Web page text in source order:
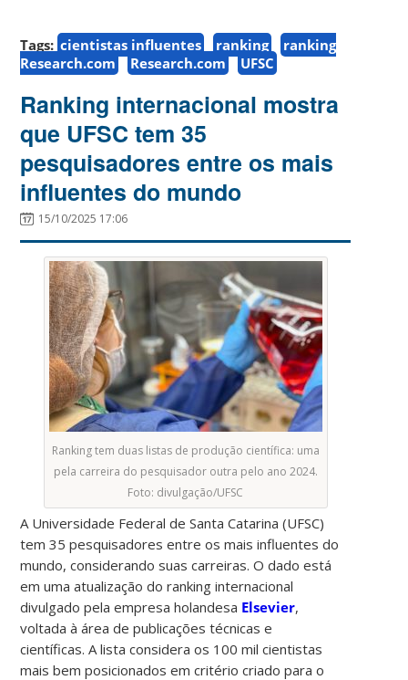
Tags: cientistas influentes ranking
ranking
Research.com
Research.com UFSC
Ranking internacional mostra
que UFSC tem 35
pesquisadores entre os mais
influentes do mundo
15/10/2025 17:06
Ranking tem duas listas de produção científica: uma
pela carreira do pesquisador outra pelo ano 2024.
Foto: divulgação/UFSC
A Universidade Federal de Santa Catarina (UFSC)
tem 35 pesquisadores entre os mais influentes do
mundo, considerando suas carreiras. O dado está
em uma atualização do ranking internacional
divulgado pela empresa holandesa Elsevier,
voltada à área de publicações técnicas e
científicas. A lista considera os 100 mil cientistas
mais bem posicionados em critério criado para o